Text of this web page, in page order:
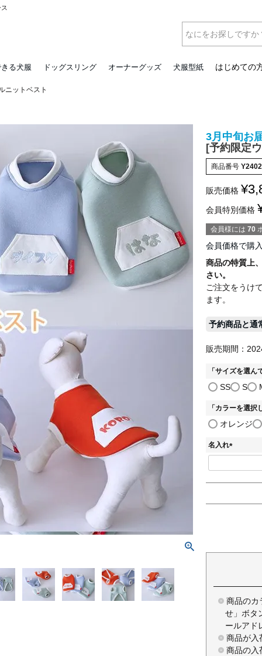
る犬服 ドッグスリング オーナーグッズ 犬服型紙 はじめての
ニットベスト
3月中旬お
[予約限定
商品番号
販売価格 ¥
会員特別価格
会員様には 70
会員価格で購
商品の特質上
さい。
ご注文をうけ
ます。
予約商品と通
販売期間：
「サイズを選
SS S
「カラーを選
オレンジ
名入れ
(
商品のカ
せ」ボタ
ールアド
商品が入
商品の入